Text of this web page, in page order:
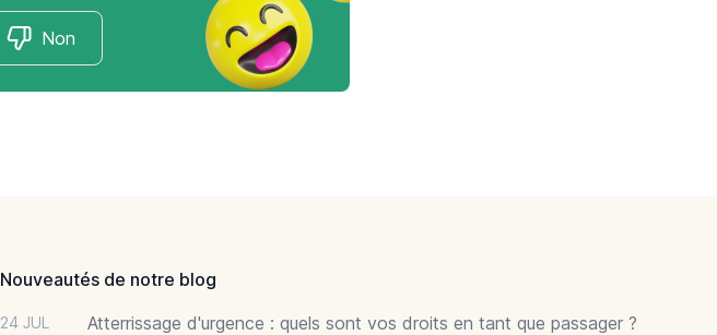
Non
Nouveautés de notre blog
24 JUL Atterrissage d'urgence : quels sont vos droits en tant que passager ?